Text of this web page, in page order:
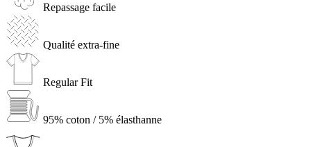
Repassage facile
Qualité extra-fine
Regular Fit
95% coton / 5% élasthanne